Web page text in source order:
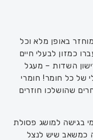
באופן מלא וכל
כמזון לבעלי חיים
השדות – מעגל
של כל חומר! חומרי
שהושלכו חוזרים
בגישה למושג פסולת
כמשאב שיש לנצל